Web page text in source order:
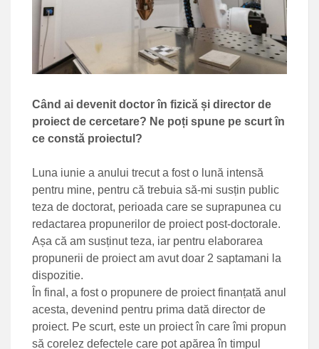
Când ai devenit doctor în fizică și director de
proiect de cercetare? Ne poți spune pe scurt în
ce constă proiectul?
Luna iunie a anului trecut a fost o lună intensă
pentru mine, pentru că trebuia să-mi susțin public
teza de doctorat, perioada care se suprapunea cu
redactarea propunerilor de proiect post-doctorale.
Așa că am susținut teza, iar pentru elaborarea
propunerii de proiect am avut doar 2 saptamani la
dispozitie.
În final, a fost o propunere de proiect finanțată anul
acesta, devenind pentru prima dată director de
proiect. Pe scurt, este un proiect în care îmi propun
să corelez defectele care pot apărea în timpul